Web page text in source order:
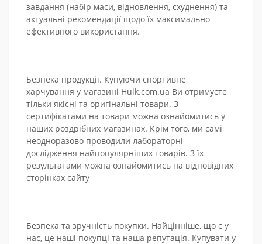
завдання (набір маси, відновлення, схуднення) та
актуальні рекомендації щодо їх максимально
ефективного використання.
Безпека продукції. Купуючи спортивне
харчування у магазині Hulk.com.ua Ви отримуєте
тільки якісні та оригінальні товари. З
сертифікатами на товари можна ознайомитись у
наших роздрібних магазинах. Крім того, ми самі
неодноразово проводили лабораторні
дослідження найпопулярніших товарів. З їх
результатами можна ознайомитись на відповідних
сторінках сайту
Безпека та зручність покупки. Найцінніше, що є у
нас, це наші покупці та наша репутація. Купувати у